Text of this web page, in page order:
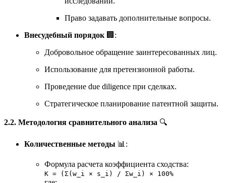
Право задавать дополнительные вопросы.
Внесудебный порядок 🏢:
Добровольное обращение заинтересованных лиц.
Использование для претензионной работы.
Проведение due diligence при сделках.
Стратегическое планирование патентной защиты.
2.2. Методология сравнительного анализа 🔍
Количественные методы 📊:
Формула расчета коэффициента сходства:
K = (Σ(w_i × s_i) / Σw_i) × 100%